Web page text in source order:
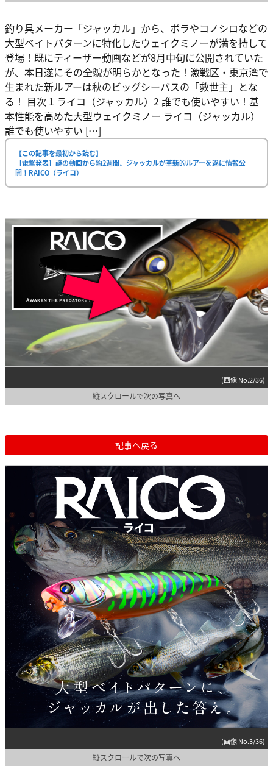
釣り具メーカー「ジャッカル」から、ボラやコノシロなどの
大型ベイトパターンに特化したウェイクミノーが満を持して
登場！既にティーザー動画などが8月中旬に公開されていた
が、本日遂にその全貌が明らかとなった！激戦区・東京湾で
生まれた新ルアーは秋のビッグシーバスの「救世主」とな
る！ 目次 1 ライコ（ジャッカル）2 誰でも使いやすい！基
本性能を高めた大型ウェイクミノー ライコ（ジャッカル）
誰でも使いやすい […]
【この記事を最初から読む】
［電撃発表］謎の動画から約2週間、ジャッカルが革新的ルアーを遂に情報公
開！RAICO（ライコ）
(画像 No.2/36)
縦スクロールで次の写真へ
記事へ戻る
(画像 No.3/36)
縦スクロールで次の写真へ